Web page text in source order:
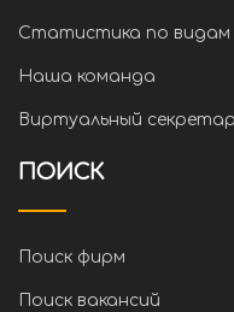
Статистика по видам
Наша команда
Виртуальный
ПОИСК
Поиск фирм
Поиск вакансий